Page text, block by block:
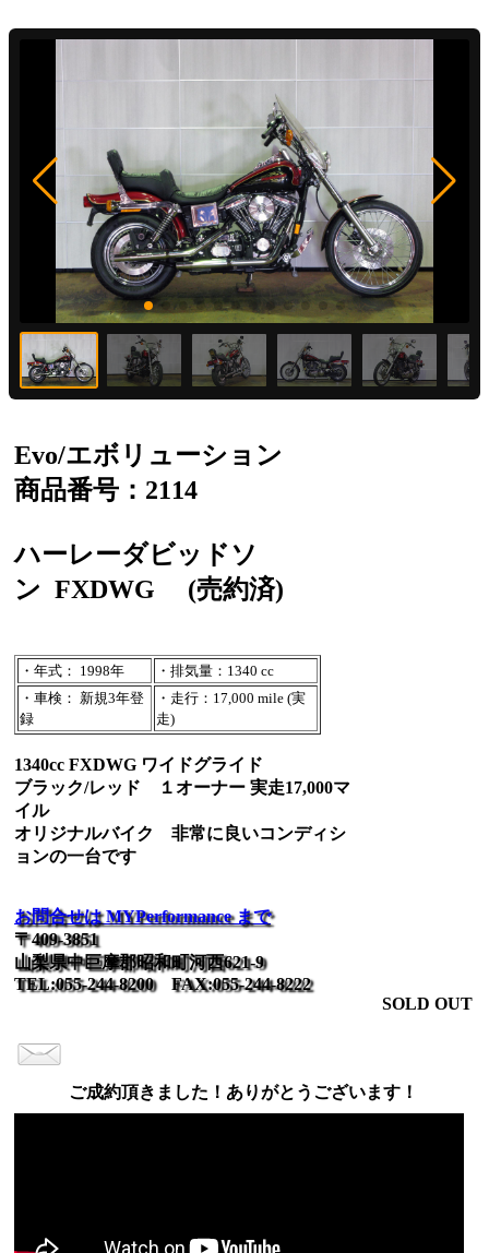
Evo/エボリューション
商品番号：2114
ハーレーダビッドソ
ン FXDWG (売約済)
・年式： 1998年
・排気量：1340 cc
・車検： 新規3年登
録
・走行：17,000 mile (実
走)
1340cc FXDWG ワイドグライド
ブラック/レッド １オーナー 実走17,000マ
イル
オリジナルバイク 非常に良いコンディシ
ョンの一台です
お問合せは MYPerformance まで
〒409-3851
山梨県中巨摩郡昭和町河西621-9
TEL:055-244-8200 FAX:055-244-8222
SOLD OUT
ご成約頂きました！ありがとうございます！